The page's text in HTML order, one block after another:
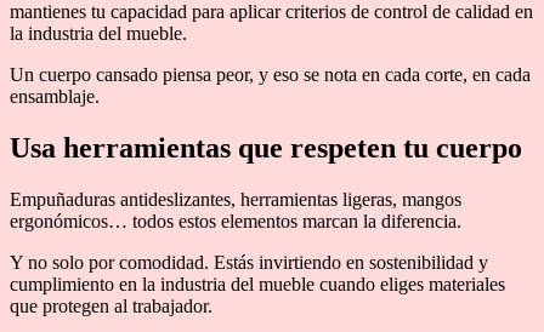
mantienes tu capacidad para aplicar criterios de control de calidad en
la industria del mueble.
Un cuerpo cansado piensa peor, y eso se nota en cada corte, en cada
ensamblaje.
Usa herramientas que respeten tu cuerpo
Empuñaduras antideslizantes, herramientas ligeras, mangos
ergonómicos… todos estos elementos marcan la diferencia.
Y no solo por comodidad. Estás invirtiendo en sostenibilidad y
cumplimiento en la industria del mueble cuando eliges materiales
que protegen al trabajador.